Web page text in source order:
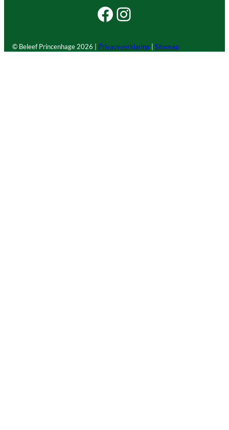
Facebook Beleef Princenhage
Instagram Beleef Princenhage
© Beleef Princenhage2026 | Privacyverklaring Sitemap